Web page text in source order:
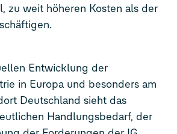
zu weit höheren Kosten als der
Entwicklung der
in Europa und besonders am
Deutschland sieht das
Handlungsbedarf, der